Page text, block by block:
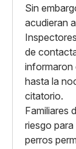
Sin
acudieran
de
informaron
hasta la
citatorio.
Familiares
riesgo
perros